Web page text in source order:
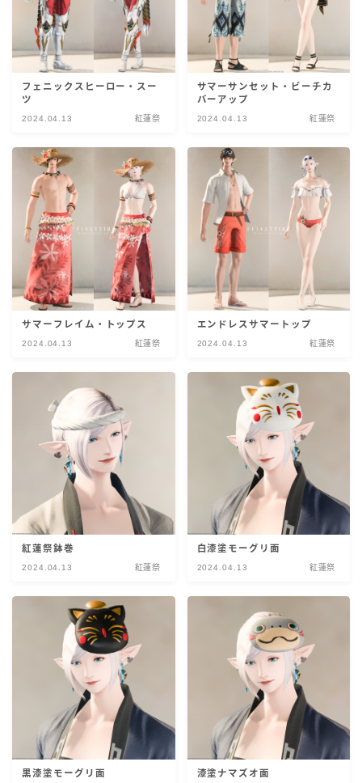
フェニックスヒーロー・スー
ツ
2024.04.13 紅蓮祭
サマーサンセット・ビーチカ
バーアップ
2024.04.13 紅蓮祭
サマーフレイム・トップス
2024.04.13 紅蓮祭
エンドレスサマートップ
2024.04.13 紅蓮祭
紅蓮祭鉢巻
2024.04.13 紅蓮祭
白漆塗モーグリ面
2024.04.13 紅蓮祭
黒漆塗モーグリ面 漆塗ナマズオ面